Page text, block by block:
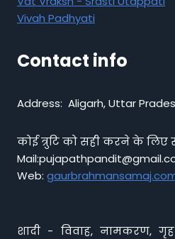
Vivah Padhyati
Contact info
Address: Aligarh, Uttar
कोई त्रुटि को सही करने के लिए
Web:
शादी - विवाह, नामकरण,